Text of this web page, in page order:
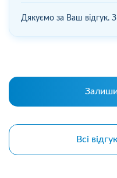
Дякуємо за Ваш відгук.
Всі